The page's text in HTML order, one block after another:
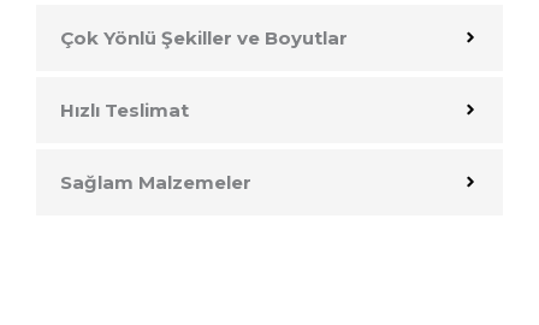
Çok Yönlü Şekiller ve Boyutlar
Hızlı Teslimat
Sağlam Malzemeler